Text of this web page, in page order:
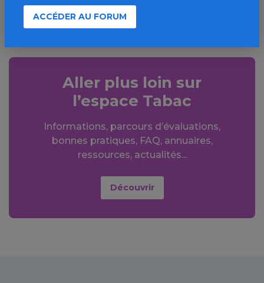
Aller plus loin sur
l’espace Tabac
Informations, parcours d’évaluations,
bonnes pratiques, FAQ, annuaires,
ressources, actualités...
Découvrir
ACCÉDER AU FORUM